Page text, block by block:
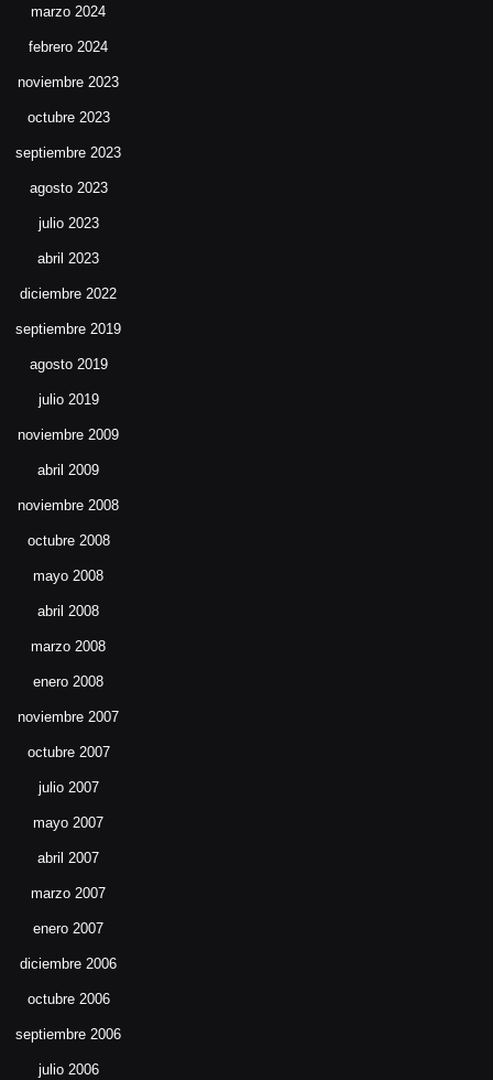
marzo 2024
febrero 2024
noviembre 2023
octubre 2023
septiembre 2023
agosto 2023
julio 2023
abril 2023
diciembre 2022
septiembre 2019
agosto 2019
julio 2019
noviembre 2009
abril 2009
noviembre 2008
octubre 2008
mayo 2008
abril 2008
marzo 2008
enero 2008
noviembre 2007
octubre 2007
julio 2007
mayo 2007
abril 2007
marzo 2007
enero 2007
diciembre 2006
octubre 2006
septiembre 2006
julio 2006